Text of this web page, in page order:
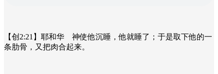
【创2:21】耶和华 神使他沉睡，他就睡了；于是取下他的一
条肋骨，又把肉合起来。